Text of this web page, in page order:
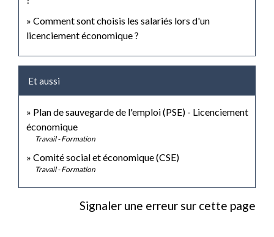
Comment sont choisis les salariés lors d'un
licenciement économique ?
Et aussi
Plan de sauvegarde de l'emploi (PSE) - Licenciement
économique
Travail - Formation
Comité social et économique (CSE)
Travail - Formation
Signaler une erreur sur cette page